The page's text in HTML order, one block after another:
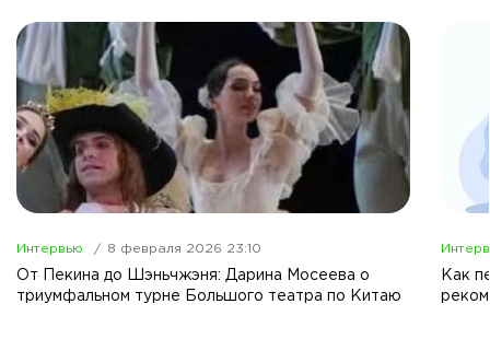
Интервью 8 февраля 2026 23:10
От Пекина до Шэньчжэня: Дарина Мосеева о
триумфальном турне Большого театра по Китаю
Как